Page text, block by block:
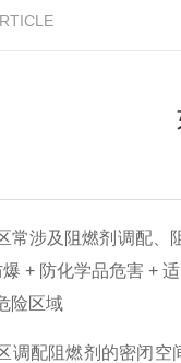
常涉及阻燃剂调配
+ 防化学品危害 +
险区域
调配阻燃剂的密闭